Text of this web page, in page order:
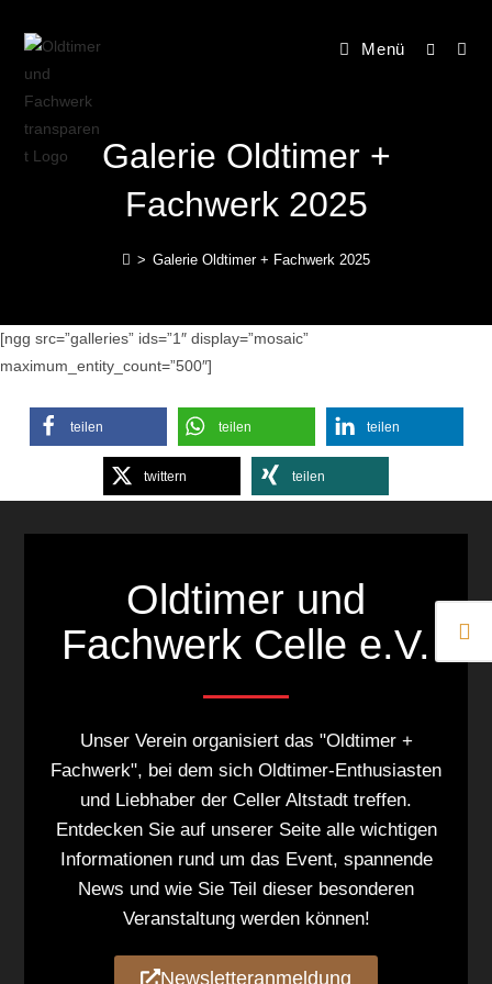
Menü
Galerie Oldtimer +
Fachwerk 2025
> Galerie Oldtimer + Fachwerk 2025
[ngg src=”galleries” ids=”1″ display=”mosaic”
maximum_entity_count=”500″]
teilen teilen teilen
twittern teilen
Oldtimer und
Fachwerk Celle e.V.
Unser Verein organisiert das "Oldtimer +
Fachwerk", bei dem sich Oldtimer-Enthusiasten
und Liebhaber der Celler Altstadt treffen.
Entdecken Sie auf unserer Seite alle wichtigen
Informationen rund um das Event, spannende
News und wie Sie Teil dieser besonderen
Veranstaltung werden können!
Newsletteranmeldung